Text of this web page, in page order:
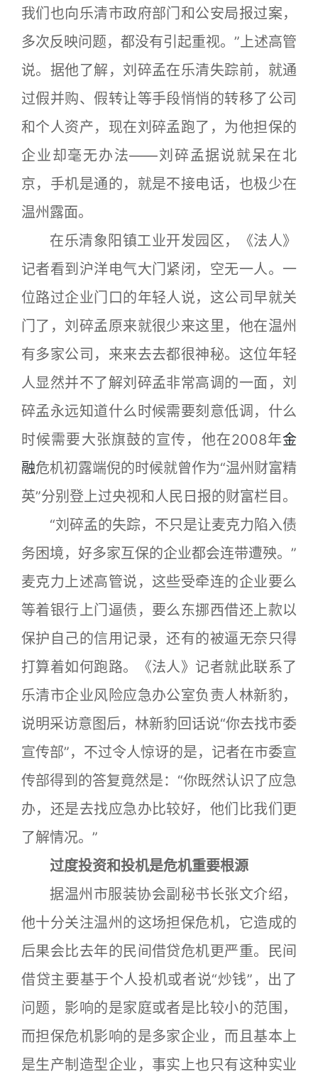
我们也向乐清市政府部门和公安局报过案，
多次反映问题，都没有引起重视。”上述高管
说。据他了解，刘碎孟在乐清失踪前，就通
过假并购、假转让等手段悄悄的转移了公司
和个人资产，现在刘碎孟跑了，为他担保的
企业却毫无办法——刘碎孟据说就呆在北
京，手机是通的，就是不接电话，也极少在
温州露面。
在乐清象阳镇工业开发园区，《法人》
记者看到沪洋电气大门紧闭，空无一人。一
位路过企业门口的年轻人说，这公司早就关
门了，刘碎孟原来就很少来这里，他在温州
有多家公司，来来去去都很神秘。这位年轻
人显然并不了解刘碎孟非常高调的一面，刘
碎孟永远知道什么时候需要刻意低调，什么
时候需要大张旗鼓的宣传，他在2008年金
融危机初露端倪的时候就曾作为“温州财富精
英”分别登上过央视和人民日报的财富栏目。
“刘碎孟的失踪，不只是让麦克力陷入债
务困境，好多家互保的企业都会连带遭殃。”
麦克力上述高管说，这些受牵连的企业要么
等着银行上门逼债，要么东挪西借还上款以
保护自己的信用记录，还有的被逼无奈只得
打算着如何跑路。《法人》记者就此联系了
乐清市企业风险应急办公室负责人林新豹，
说明采访意图后，林新豹回话说“你去找市委
宣传部”，不过令人惊讶的是，记者在市委宣
传部得到的答复竟然是：“你既然认识了应急
办，还是去找应急办比较好，他们比我们更
了解情况。”
过度投资和投机是危机重要根源
据温州市服装协会副秘书长张文介绍，
他十分关注温州的这场担保危机，它造成的
后果会比去年的民间借贷危机更严重。民间
借贷主要基于个人投机或者说“炒钱”，出了
问题，影响的是家庭或者是比较小的范围，
而担保危机影响的是多家企业，而且基本上
是生产制造型企业，事实上也只有这种实业